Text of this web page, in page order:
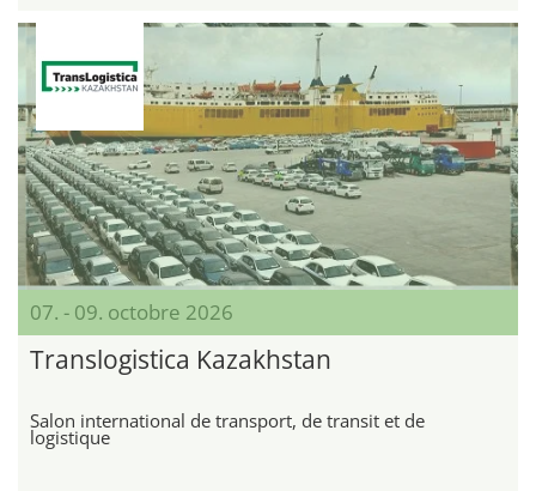
07. - 09. octobre 2026
Translogistica Kazakhstan
Salon international de transport, de transit et de
logistique